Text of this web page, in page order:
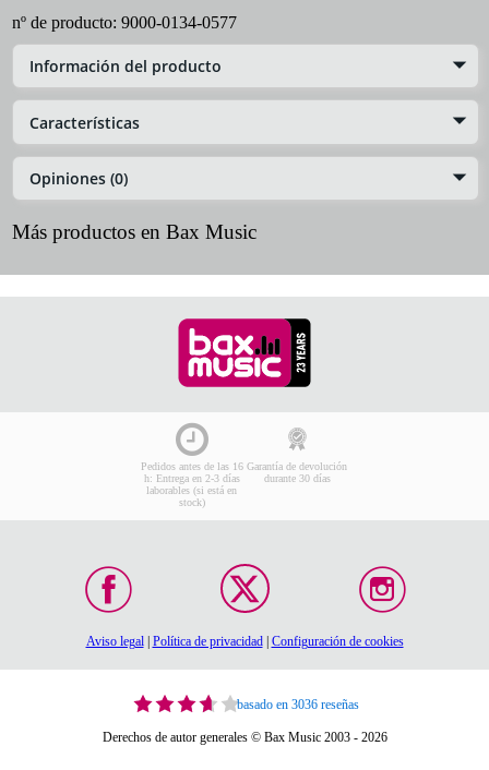
nº de producto: 9000-0134-0577
Información del producto
Características
Opiniones (0)
Más productos en Bax Music
Pedidos antes de las 16
h: Entrega en 2-3 días
laborables (si está en
stock)
Garantía de devolución
durante 30 días
Aviso legal| Política de privacidad| Configuración de cookies
basado en 3036 reseñas
Derechos de autor generales © Bax Music 2003 - 2026